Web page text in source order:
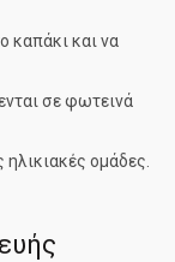
καπάκι και να
σε φωτεινά
ηλικιακές ομάδες.